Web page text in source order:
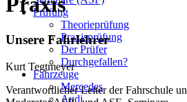
Prüfung
Theorieprüfung
Praxisprüfung
Der Prüfer
Durchgefallen?
Fahrzeuge
Mercedes
Audi
Unsere Fahrlehrer
Kurt Tegtmeyer
Verantwortlicher Leiter der Fahrschule